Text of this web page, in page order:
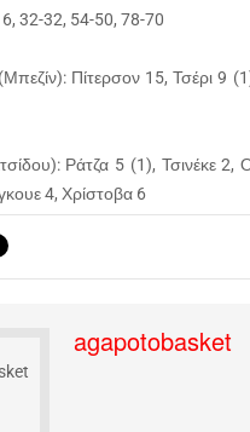
32-32, 54-50, 78-70
Πίτερσον 15, Τσέρι 9
Ράτζα 5 (1), Τσινέκε
4, Χρίστοβα 6
agapotobasket